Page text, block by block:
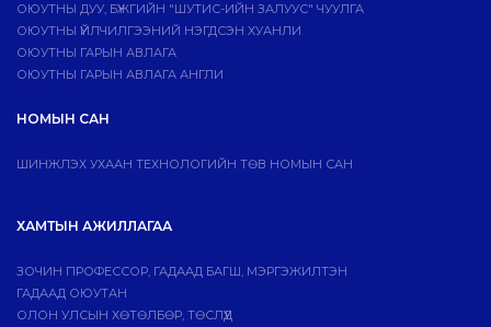
ОЮУТНЫ ДУУ, БҮЖГИЙН "ШУТИС-ИЙН ЗАЛУУС" ЧУУЛГА
ОЮУТНЫ ҮЙЛЧИЛГЭЭНИЙ НЭГДСЭН ХУАНЛИ
ОЮУТНЫ ГАРЫН АВЛАГА
ОЮУТНЫ ГАРЫН АВЛАГА АНГЛИ
НОМЫН САН
ШИНЖЛЭХ УХААН ТЕХНОЛОГИЙН ТӨВ НОМЫН САН
ХАМТЫН АЖИЛЛАГАА
ЗОЧИН ПРОФЕССОР, ГАДААД БАГШ, МЭРГЭЖИЛТЭН
ГАДААД ОЮУТАН
ОЛОН УЛСЫН ХӨТӨЛБӨР, ТӨСЛҮҮД